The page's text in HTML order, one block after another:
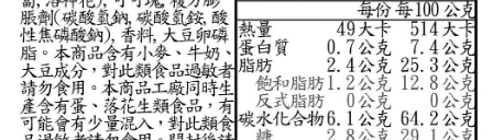
付款後7-11取貨
每筆NT$65，滿NT$1,000(含以上)免運費
宅配
每筆NT$150，滿NT$2,000(含以上)免運費